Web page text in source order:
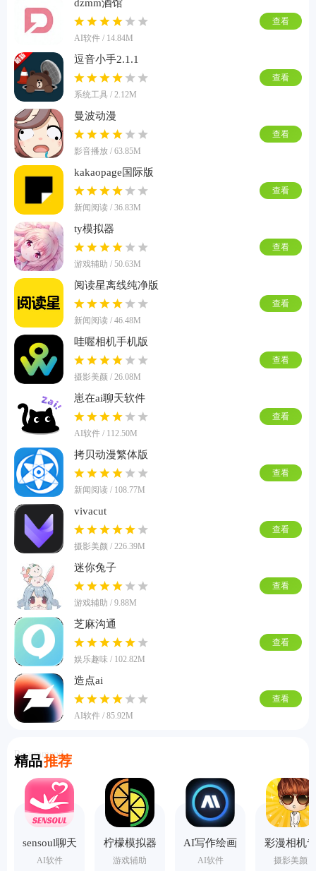
dzmm酒馆
AI软件 / 14.84M
查看
逗音小手2.1.1
系统工具 / 2.12M
查看
曼波动漫
影音播放 / 63.85M
查看
kakaopage国际版
新闻阅读 / 36.83M
查看
ty模拟器
游戏辅助 / 50.63M
查看
阅读星离线纯净版
新闻阅读 / 46.48M
查看
哇喔相机手机版
摄影美颜 / 26.08M
查看
崽在ai聊天软件
AI软件 / 112.50M
查看
拷贝动漫繁体版
新闻阅读 / 108.77M
查看
vivacut
摄影美颜 / 226.39M
查看
迷你兔子
游戏辅助 / 9.88M
查看
芝麻沟通
娱乐趣味 / 102.82M
查看
造点ai
AI软件 / 85.92M
查看
精品推荐
Recommend
sensoul聊天
AI软件
柠檬模拟器
手机版
游戏辅助
AI写作绘画
视频PPT助
AI软件
彩漫相机
业版
摄影美颜